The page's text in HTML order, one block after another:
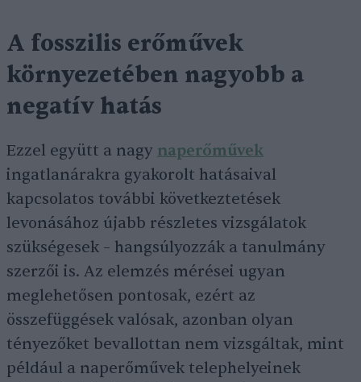
A fosszilis erőművek
környezetében nagyobb a
negatív hatás
Ezzel együtt a nagy naperőművek
ingatlanárakra gyakorolt hatásaival
kapcsolatos további következtetések
levonásához újabb részletes vizsgálatok
szükségesek – hangsúlyozzák a tanulmány
szerzői is. Az elemzés mérései ugyan
meglehetősen pontosak, ezért az
összefüggések valósak, azonban olyan
tényezőket bevallottan nem vizsgáltak, mint
például a naperőművek telephelyeinek